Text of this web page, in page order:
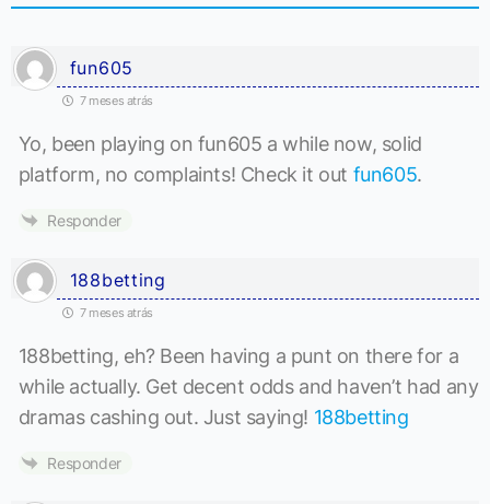
fun605
7 meses atrás
Yo, been playing on fun605 a while now, solid
platform, no complaints! Check it out fun605.
Responder
188betting
7 meses atrás
188betting, eh? Been having a punt on there for a
while actually. Get decent odds and haven’t had any
dramas cashing out. Just saying! 188betting
Responder